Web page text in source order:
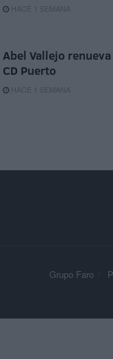
HACE 1 SEMANA
Abel Vallejo
CD Puerto
HACE 1 SEMANA
Grupo Faro